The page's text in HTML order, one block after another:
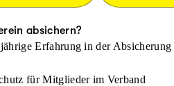
absichern?
Erfahrung in der
für Mitglieder im Verband